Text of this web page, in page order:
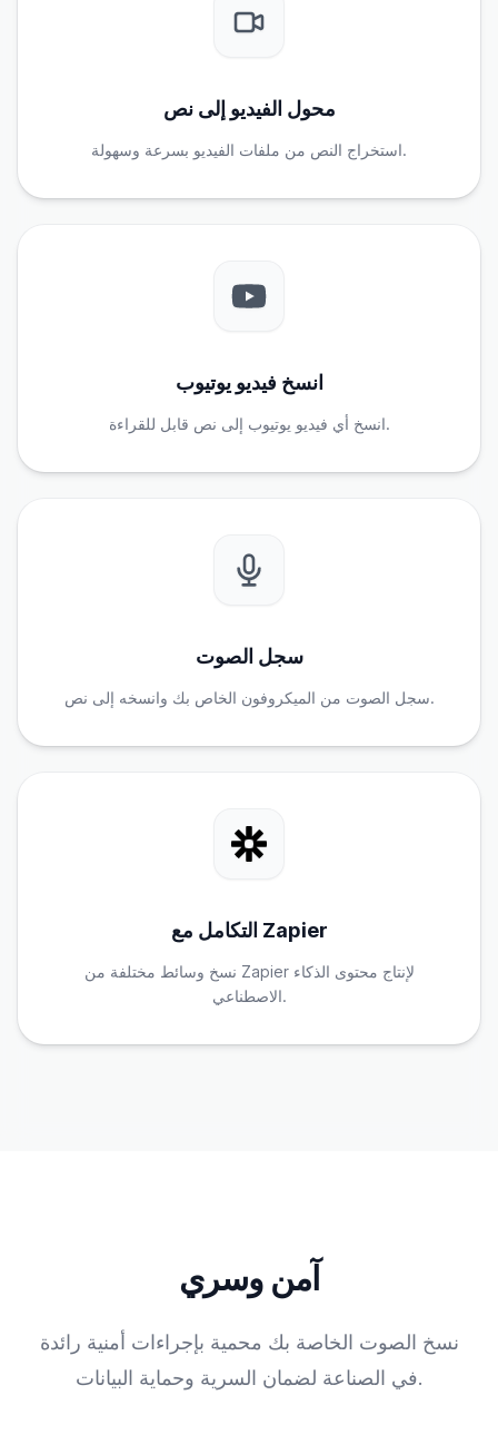
محول الفيديو إلى نص
استخراج النص من ملفات الفيديو بسرعة وسهولة.
انسخ فيديو يوتيوب
انسخ أي فيديو يوتيوب إلى نص قابل للقراءة.
سجل الصوت
سجل الصوت من الميكروفون الخاص بك وانسخه إلى نص.
التكامل مع Zapier
نسخ وسائط مختلفة من Zapier لإنتاج محتوى الذكاء
الاصطناعي.
آمن وسري
نسخ الصوت الخاصة بك محمية بإجراءات أمنية رائدة
في الصناعة لضمان السرية وحماية البيانات.